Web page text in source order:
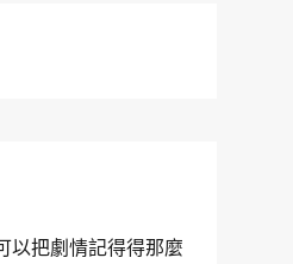
以把劇情記得得那麼